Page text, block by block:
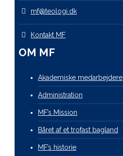
mf@teologi.dk
Kontakt MF
OM MF
Akademiske medarbejdere
Administration
MF’s Mission
Båret af et trofast bagland
MF’s historie